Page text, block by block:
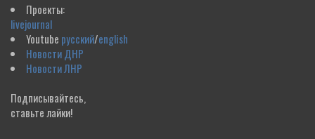
Проекты:
livejournal
Youtube русский/english
Новости ДНР
Новости ЛНР
Подписывайтесь,
ставьте лайки!